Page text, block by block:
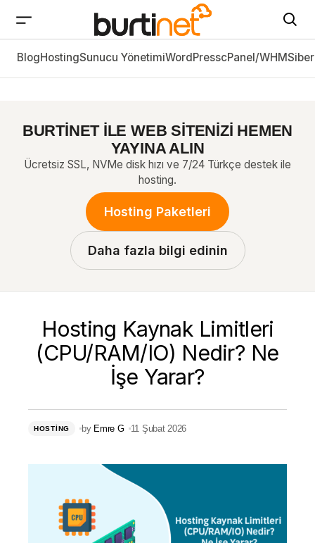
Hosting Kaynak Limitleri (CPU/RAM/IO) Nedir? Ne
BlogHostingSunucu YönetimiWordPresscPanel/WHM
BURTİNET İLE WEB SİTENİZİ HEMEN
YAYINA ALIN
Ücretsiz SSL, NVMe disk hızı ve 7/24 Türkçe destek ile
hosting.
Hosting Paketleri
Daha fazla bilgi edinin
Hosting Kaynak Limitleri
(CPU/RAM/IO) Nedir? Ne
İşe Yarar?
HOSTING by Emre G 11 Şubat 2026